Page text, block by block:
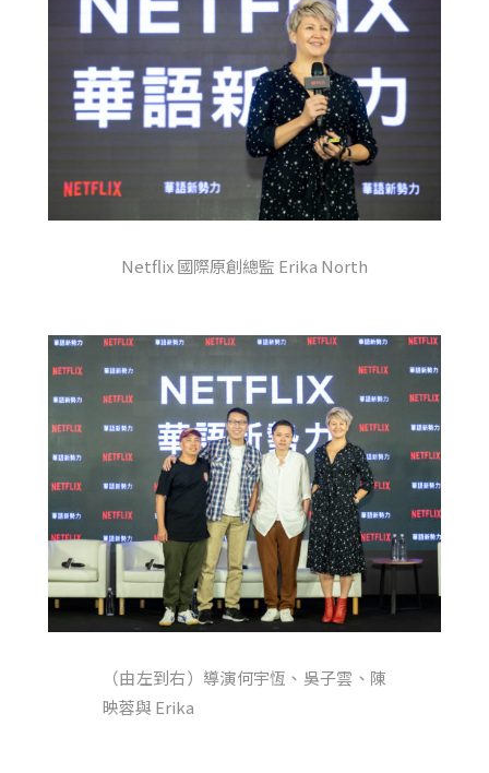
Netflix 國際原創總監 Erika North
（由左到右）導演何宇恆、吳子雲、陳
映蓉與 Erika